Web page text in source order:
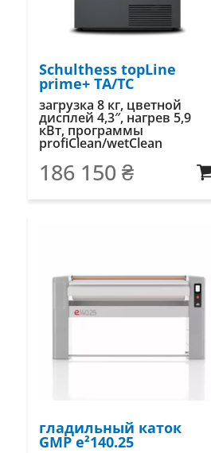
Schulthess topLine
prime+ TA/TC
загрузка 8 кг, цветной
дисплей 4,3″, нагрев 5,9
кВт, программы
profiClean/wetClean
186 150 ₴
гладильный каток
GMP e²140.25